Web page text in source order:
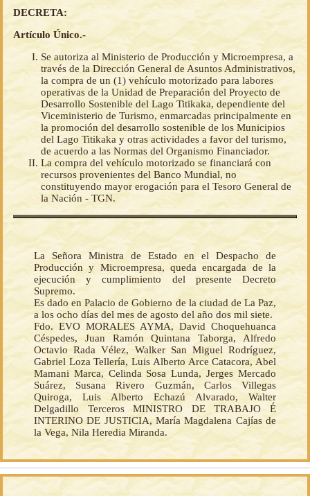
DECRETA:
Artículo Único.-
Se autoriza al Ministerio de Producción y Microempresa, a
través de la Dirección General de Asuntos Administrativos,
la compra de un (1) vehículo motorizado para labores
operativas de la Unidad de Preparación del Proyecto de
Desarrollo Sostenible del Lago Titikaka, dependiente del
Viceministerio de Turismo, enmarcadas principalmente en
la promoción del desarrollo sostenible de los Municipios
del Lago Titikaka y otras actividades a favor del turismo,
de acuerdo a las Normas del Organismo Financiador.
La compra del vehículo motorizado se financiará con
recursos provenientes del Banco Mundial, no
constituyendo mayor erogación para el Tesoro General de
la Nación - TGN.
La Señora Ministra de Estado en el Despacho de
Producción y Microempresa, queda encargada de la
ejecución y cumplimiento del presente Decreto
Supremo.
Es dado en Palacio de Gobierno de la ciudad de La Paz,
a los ocho días del mes de agosto del año dos mil siete.
Fdo. EVO MORALES AYMA, David Choquehuanca
Céspedes, Juan Ramón Quintana Taborga, Alfredo
Octavio Rada Vélez, Walker San Miguel Rodríguez,
Gabriel Loza Tellería, Luis Alberto Arce Catacora, Abel
Mamani Marca, Celinda Sosa Lunda, Jerges Mercado
Suárez, Susana Rivero Guzmán, Carlos Villegas
Quiroga, Luis Alberto Echazú Alvarado, Walter
Delgadillo Terceros MINISTRO DE TRABAJO É
INTERINO DE JUSTICIA, María Magdalena Cajías de
la Vega, Nila Heredia Miranda.